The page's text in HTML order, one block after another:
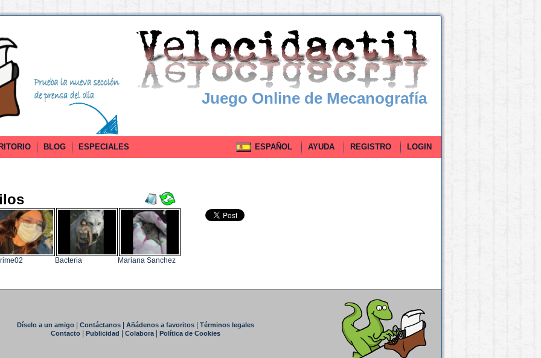
Juego Online de Mecanografía
BLOG ESPECIALES ESPAÑOL AYUDA REGISTRO LOGIN
Bacteria Mariana Sanchez
Díselo a un amigo| Contáctanos| Añádenos a favoritos|
Términos legales
Contacto| Publicidad Colabora| Política de Cookies